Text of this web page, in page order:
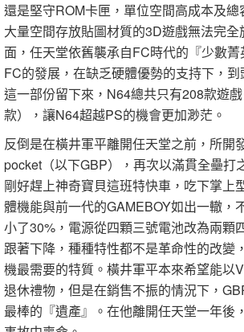
還是堅守ROM卡匣，單位空間高成本及
大量空間存放貼圖材質的3D遊戲無法完
面，任天堂依舊襲承自FC時代的『少數
FC的發展，在缺乏硬體優勢的支持下，到
這一部份留下來，N64總共只有208款遊
款），讓N64超越PS的機會更加渺茫。
反倒是在橫井軍平離開任天堂之前，所開
pocket（以下GBP），再次以滿貫全壘打
剛好趕上神奇寶貝這班特快車，吃下掌上
體機能與前一代的GAMEBOY如出一轍，
小了30%，電源從四顆三號電池改為兩顆
跟著下降，種種特性都不是革命性的改變
機最需要的特質。橫井軍平本來希望能以
退休禮物，但是在銷售不振的情況下，
最棒的『遺產』。在他離開任天堂一年後